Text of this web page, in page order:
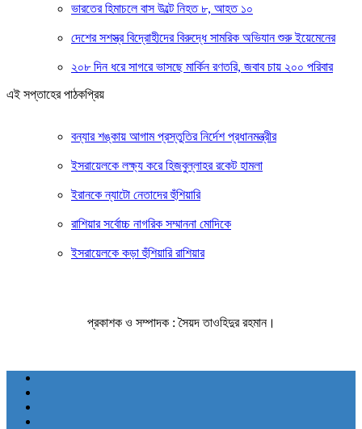
ভারতের হিমাচলে বাস উল্টে নিহত ৮, আহত ১০
দেশের সশস্ত্র বিদ্রোহীদের বিরুদ্ধে সামরিক অভিযান শুরু ইয়েমেনের
২০৮ দিন ধরে সাগরে ভাসছে মার্কিন রণতরি, জবাব চায় ২০০ পরিবার
এই সপ্তাহের পাঠকপ্রিয়
বন্যার শঙ্কায় আগাম প্রস্তুতির নির্দেশ প্রধানমন্ত্রীর
ইসরায়েলকে লক্ষ্য করে হিজবুল্লাহর রকেট হামলা
ইরানকে ন্যাটো নেতাদের হুঁশিয়ারি
রাশিয়ার সর্বোচ্চ নাগরিক সম্মাননা মোদিকে
ইসরায়েলকে কড়া হুঁশিয়ারি রাশিয়ার
প্রকাশক ও সম্পাদক : সৈয়দ তাওহিদুর রহমান।